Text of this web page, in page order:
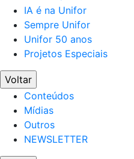
IA é na Unifor
Sempre Unifor
Unifor 50 anos
Projetos Especiais
Voltar
Conteúdos
Mídias
Outros
NEWSLETTER